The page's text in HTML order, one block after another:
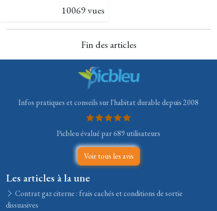
10069 vues
Fin des articles
Infos pratiques et conseils sur l'habitat durable depuis 2008
Picbleu évalué par 689 utilisateurs
Voir tous les avis
Les articles à la une
Contrat gaz citerne : frais cachés et conditions de sortie
dissuasives